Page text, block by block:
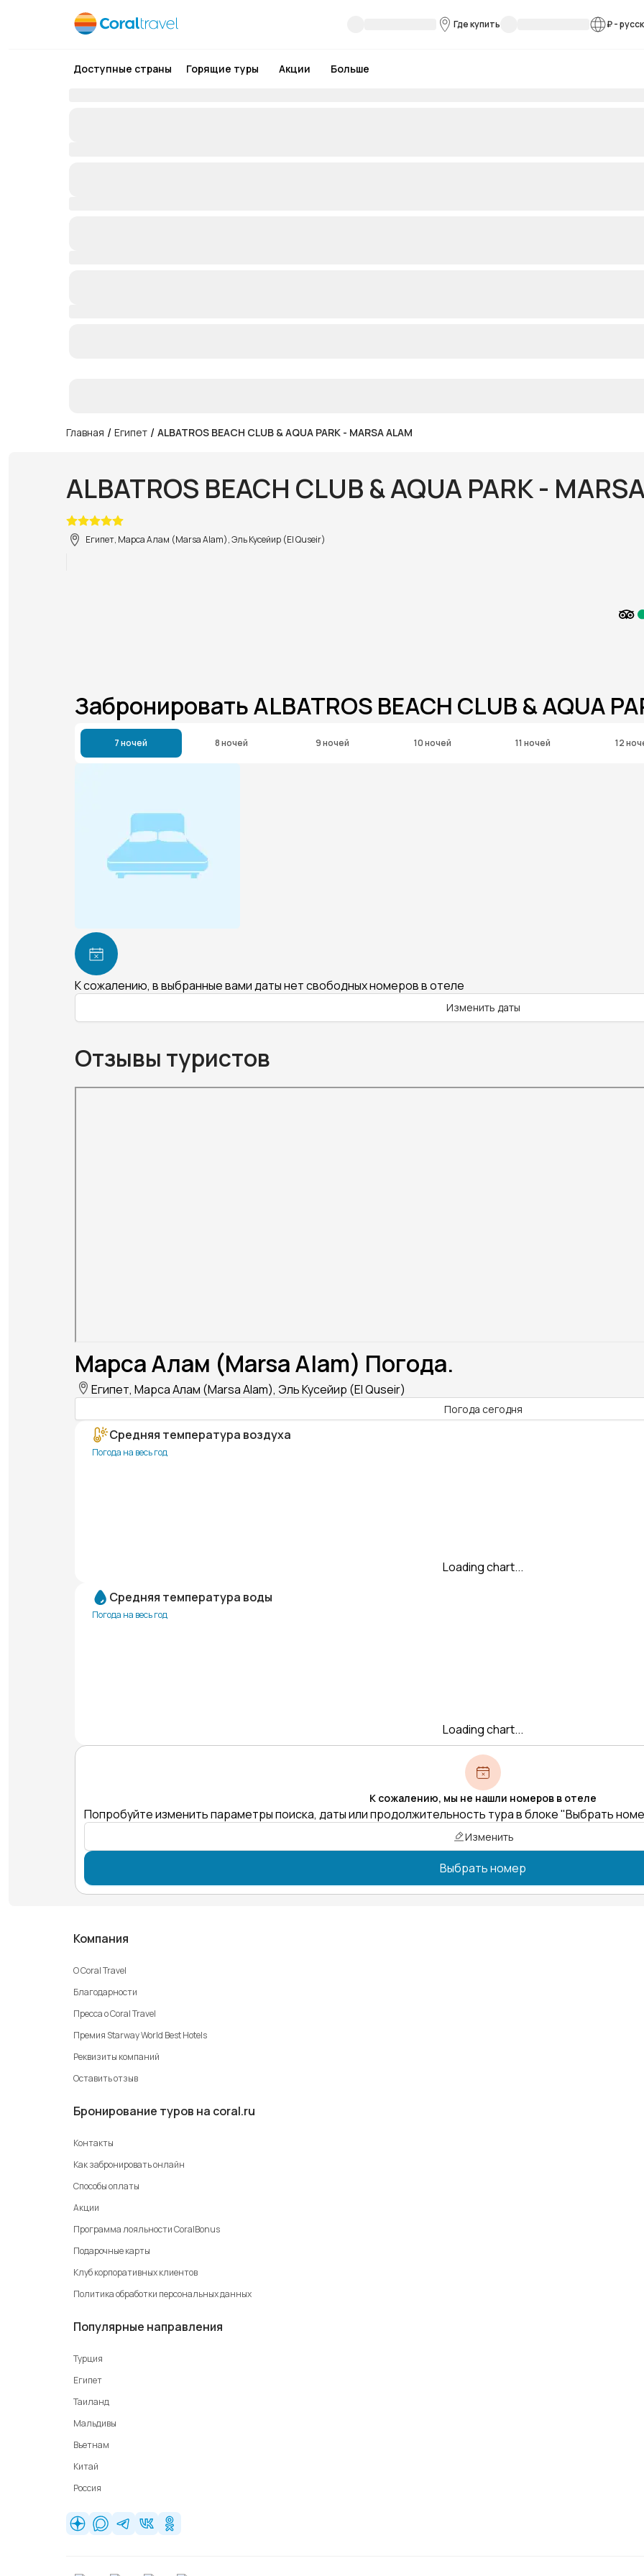
Где купить ₽-
Доступные страны Горящие туры Акции Больше
Главная / Египет / ALBATROS BEACH CLUB & AQUA PARK - MARSA ALAM
ALBATROS BEACH CLUB & AQUA PARK -
Египет, Марса Алам (Marsa Alam), Эль Кусейир (El Quseir)
Забронировать ALBATROS BEACH CLUB & AQUA
7 ночей 8 ночей 9 ночей 10 ночей 11 ночей 12
К сожалению, в выбранные вами даты нет свободных номеров в отеле
Изменить даты
Отзывы туристов
Марса Алам (Marsa Alam) Погода.
Египет, Марса Алам (Marsa Alam), Эль Кусейир (El Quseir)
Погода сегодня
Средняя температура воздуха
Погода на весь год
Loading chart...
Средняя температура воды
Погода на весь год
Loading chart...
К сожалению, мы не нашли номеров в отеле
Попробуйте изменить параметры поиска, даты или продолжительность тура в блоке "Выбрать
Изменить
Выбрать номер
Компания
О Coral Travel
Благодарности
Пресса о Coral Travel
Премия Starway World Best Hotels
Реквизиты компаний
Оставить отзыв
Бронирование туров на coral.ru
Контакты
Как забронировать онлайн
Способы оплаты
Акции
Программа лояльности CoralBonus
Подарочные карты
Клуб корпоративных клиентов
Политика обработки персональных данных
Популярные направления
Турция
Египет
Таиланд
Мальдивы
Вьетнам
Китай
Россия